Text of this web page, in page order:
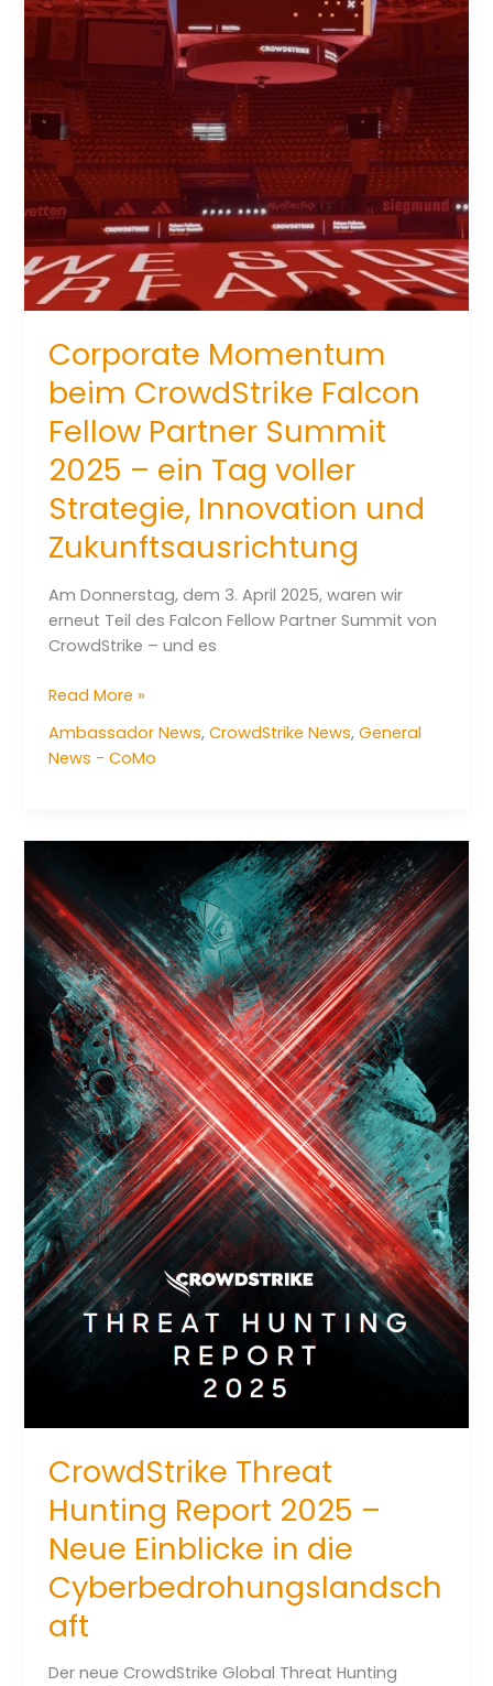
Corporate Momentum
beim CrowdStrike Falcon
Fellow Partner Summit
2025 – ein Tag voller
Strategie, Innovation und
Zukunftsausrichtung
Am Donnerstag, dem 3. April 2025, waren wir
erneut Teil des Falcon Fellow Partner Summit von
CrowdStrike – und es
Corporate
beim
CrowdStrike
Partner
2025
–
ein
Tag
voller
Strategie,
Innovation
und
Zukunftsausrichtung
Read More »
Ambassador News,CrowdStrike News,General
News - CoMo
CrowdStrike Threat
Hunting Report 2025 –
Neue Einblicke in die
Cyberbedrohungslandsch
aft
Der neue CrowdStrike Global Threat Hunting